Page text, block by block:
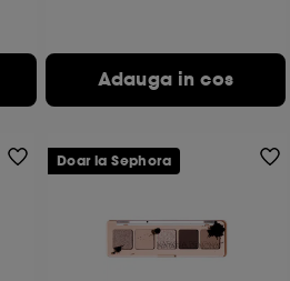
Adauga in cos
Doar la Sephora